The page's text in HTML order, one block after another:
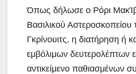
Όπως δήλωσε ο Ρόρι
Βασιλικού Αστεροσκοπείου
Γκρίνουιτς, η διατήρηση ή
εμβόλιμων δευτερολέπτων
αντικείμενο παθιασμένων